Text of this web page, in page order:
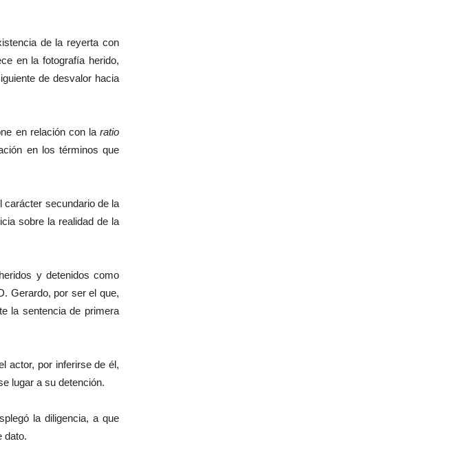
de la reyerta con
en la fotografía herido,
de desvalor hacia
en relación con la ratio
en los términos que
carácter secundario de la
sobre la realidad de la
y detenidos como
Gerardo, por ser el que,
la sentencia de primera
actor, por inferirse de él,
lugar a su detención.
la diligencia, a que
dato.